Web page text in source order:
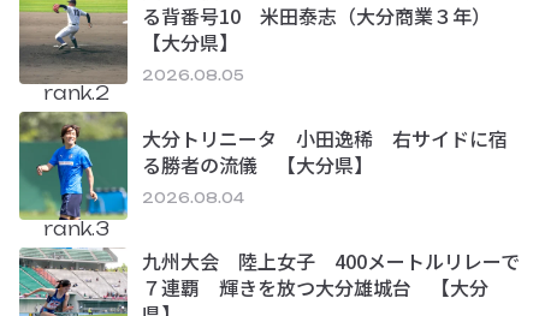
る背番号10 米田泰志（大分商業３年）
【大分県】
2026.08.05
rank.2
大分トリニータ 小田逸稀 右サイドに宿
る勝者の流儀 【大分県】
2026.08.04
rank.3
九州大会 陸上女子 400メートルリレーで
７連覇 輝きを放つ大分雄城台 【大分